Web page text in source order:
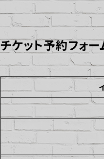
チケット予約フォー